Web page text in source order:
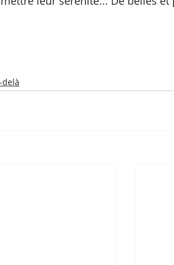
delà